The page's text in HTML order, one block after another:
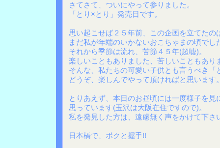
さてさて、ついにやって参りました。
「とり×とり」発売日です。
思い起こせば２５年前、この企画を立てたの
まだ私が年端のいかないおこちゃまの頃でし
それから季節は流れ、苦節４５年(超嘘)。
楽しいこともありました、苦しいこともあり
そんな、私たちの可愛い子供とも言うべき「
どうぞ、楽しんでやって頂ければと思います
とりあえず、本日のお昼頃には一度様子を
思っています(玉沢は大阪在住ですので)。
私を発見した方は、遠慮無く声をかけて下さ
日本橋で、ボクと握手!!